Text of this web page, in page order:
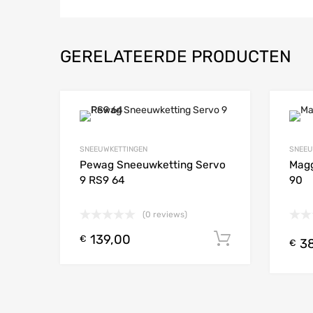
GERELATEERDE PRODUCTEN
Add to Wishlist
Add to
SNEEUWKETTINGEN
Pewag Sneeuwketting Servo
9 RS9 64
(0 reviews)
€ 139,00
90
€